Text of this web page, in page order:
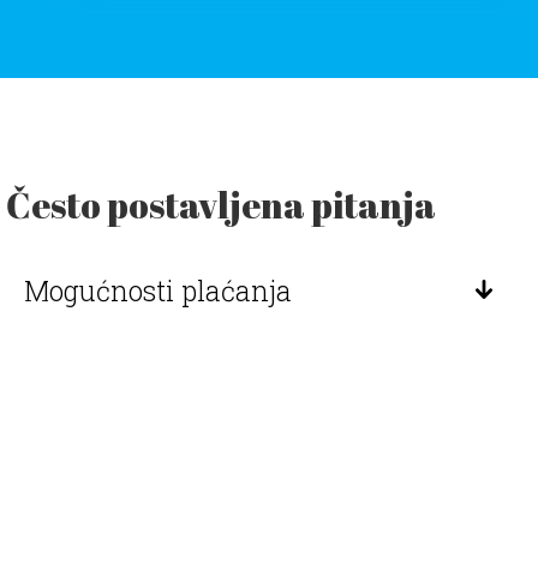
Često postavljena pitanja
Mogućnosti plaćanja